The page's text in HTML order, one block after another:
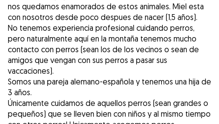
nos quedamos enamorados de estos animales. Miel esta
con nosotros desde poco despues de nacer (1,5 años).
No tenemos experiencia profesional cuidando perros,
pero naturalmente aquí en la montaña tenemos mucho
contacto con perros (sean los de los vecinos o sean de
amigos que vengan con sus perros a pasar sus
vaccaciones).
Somos una pareja alemano-española y tenemos una hija de
3 años.
Únicamente cuidamos de aquellos perros (sean grandes o
pequeños) que se lleven bien con niños y al mismo tiempo